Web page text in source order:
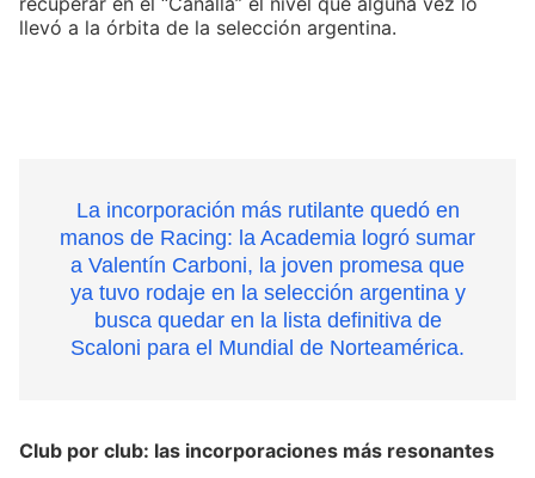
llevó a la órbita de la selección argentina.
La incorporación más rutilante quedó en
manos de Racing: la Academia logró sumar
a Valentín Carboni, la joven promesa que
ya tuvo rodaje en la selección argentina y
busca quedar en la lista definitiva de
Scaloni para el Mundial de Norteamérica.
Club por club: las incorporaciones más resonantes